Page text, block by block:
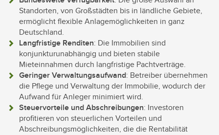
Standorten, von Großstädten bis in ländliche Gebiete,
ermöglicht flexible Anlagemöglichkeiten in ganz
Deutschland.
Langfristige Renditen: Die Immobilien sind
konjunkturunabhängig und bieten stabile
Mieteinnahmen durch langfristige Pachtverträge.
Geringer Verwaltungsaufwand: Betreiber übernehmen
die Pflege und Verwaltung der Immobilie, wodurch der
Aufwand für Anleger minimiert wird.
Steuervorteile und Abschreibungen: Investoren
profitieren von steuerlichen Vorteilen und
Abschreibungsmöglichkeiten, die die Rentabilität